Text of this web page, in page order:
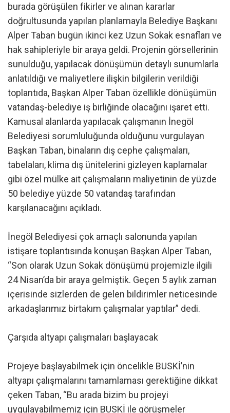
burada görüşülen fikirler ve alınan kararlar
doğrultusunda yapılan planlamayla Belediye Başkanı
Alper Taban bugün ikinci kez Uzun Sokak esnafları ve
hak sahipleriyle bir araya geldi. Projenin görsellerinin
sunulduğu, yapılacak dönüşümün detaylı sunumlarla
anlatıldığı ve maliyetlere ilişkin bilgilerin verildiği
toplantıda, Başkan Alper Taban özellikle dönüşümün
vatandaş-belediye iş birliğinde olacağını işaret etti.
Kamusal alanlarda yapılacak çalışmanın İnegöl
Belediyesi sorumluluğunda olduğunu vurgulayan
Başkan Taban, binaların dış cephe çalışmaları,
tabelaları, klima dış ünitelerini gizleyen kaplamalar
gibi özel mülke ait çalışmaların maliyetinin de yüzde
50 belediye yüzde 50 vatandaş tarafından
karşılanacağını açıkladı.
İnegöl Belediyesi çok amaçlı salonunda yapılan
istişare toplantısında konuşan Başkan Alper Taban,
“Son olarak Uzun Sokak dönüşümü projemizle ilgili
24 Nisan’da bir araya gelmiştik. Geçen 5 aylık zaman
içerisinde sizlerden de gelen bildirimler neticesinde
arkadaşlarımız birtakım çalışmalar yaptılar” dedi.
Çarşıda altyapı çalışmaları başlayacak
Projeye başlayabilmek için öncelikle BUSKİ’nin
altyapı çalışmalarını tamamlaması gerektiğine dikkat
çeken Taban, “Bu arada bizim bu projeyi
uygulayabilmemiz için BUSKİ ile görüşmeler